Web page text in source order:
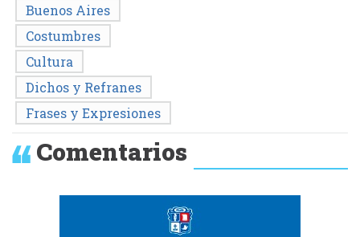
Buenos Aires
Costumbres
Cultura
Dichos y Refranes
Frases y Expresiones
Comentarios